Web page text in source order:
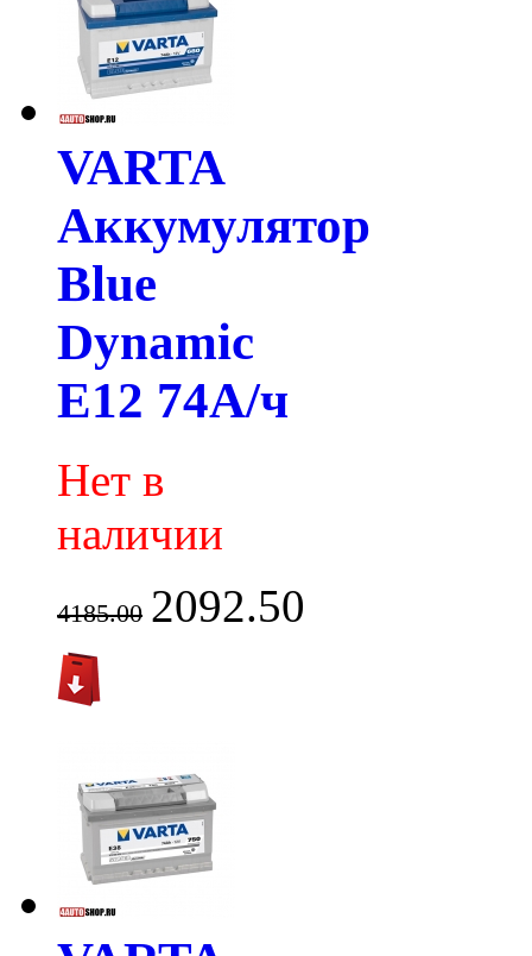
VARTA
Аккумулятор
Blue
Dynamic
E12 74А/ч
Нет в
наличии
4185.00 2092.50